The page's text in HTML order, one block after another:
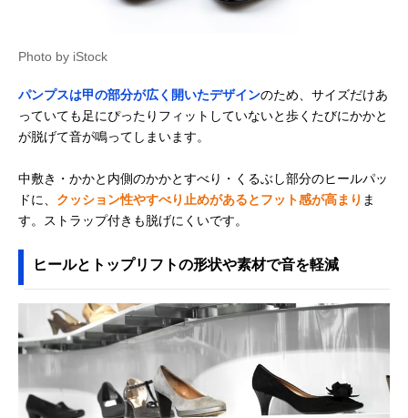
Photo by iStock
パンプスは甲の部分が広く開いたデザインのため、サイズだけあ
っていても足にぴったりフィットしていないと歩くたびにかかと
が脱げて音が鳴ってしまいます。
中敷き・かかと内側のかかとすべり・くるぶし部分のヒールパッ
ドに、 クッション性やすべり止めがあるとフット感が高まり ま
す。ストラップ付きも脱げにくいです。
ヒールとトップリフトの形状や素材で音を軽減